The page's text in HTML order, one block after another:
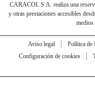
CARACOL S.A. realiza una
y otras prestaciones accesibles
medios
Aviso legal Política de
Configuración de cookies